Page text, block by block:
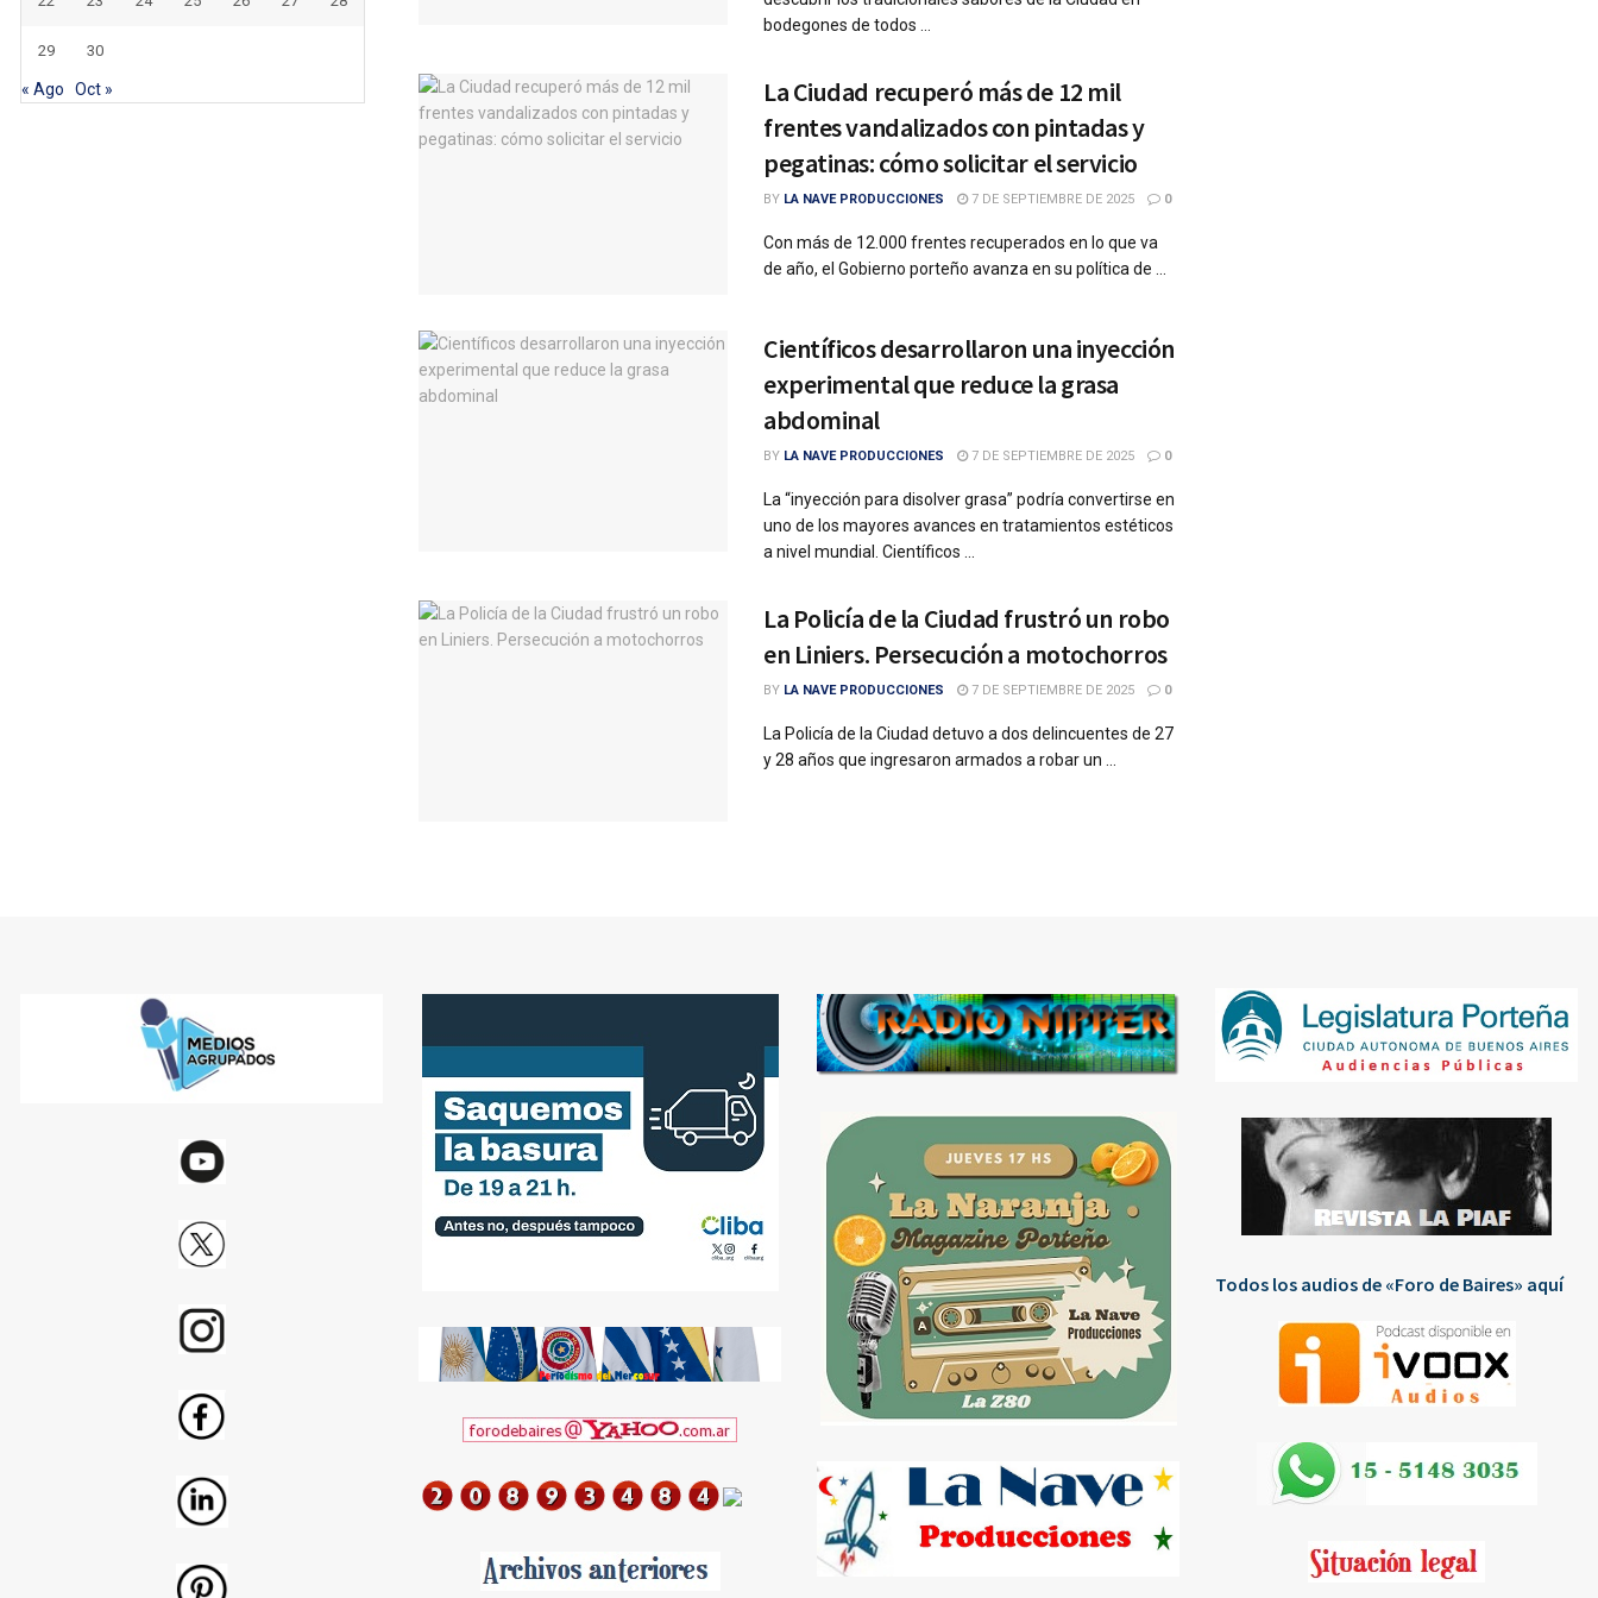
bodegones de todos ...
La Ciudad recuperó más de 12 mil
frentes vandalizados con pintadas y
pegatinas: cómo solicitar el servicio
BY LA NAVE PRODUCCIONES 7 DE SEPTIEMBRE DE 2025 0
Con más de 12.000 frentes recuperados en lo que va
de año, el Gobierno porteño avanza en su política de ...
Científicos desarrollaron una inyección
experimental que reduce la grasa
abdominal
BY LA NAVE PRODUCCIONES 7 DE SEPTIEMBRE DE 2025 0
La “inyección para disolver grasa” podría convertirse en
uno de los mayores avances en tratamientos estéticos
a nivel mundial. Científicos ...
La Policía de la Ciudad frustró un robo
en Liniers. Persecución a motochorros
BY LA NAVE PRODUCCIONES 7 DE SEPTIEMBRE DE 2025 0
La Policía de la Ciudad detuvo a dos delincuentes de 27
y 28 años que ingresaron armados a robar un ...
29 30
« Ago Oct »
Todos los audios de «Foro de Baires» aquí